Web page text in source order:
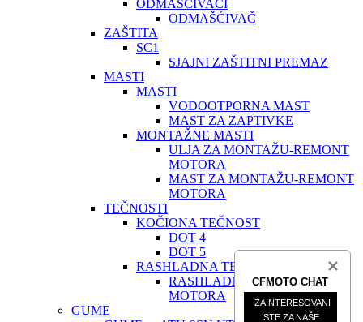
ODMAŠĆIVAČI
ODMAŠĆIVAČ
ZAŠTITA
SC1
SJAJNI ZAŠTITNI PREMAZ
MASTI
MASTI
VODOOTPORNA MAST
MAST ZA ZAPTIVKE
MONTAŽNE MASTI
ULJA ZA MONTAŽU-REMONT
MOTORA
MAST ZA MONTAŽU-REMONT
MOTORA
TEČNOSTI
KOČIONA TEČNOST
DOT 4
DOT 5
RASHLADNA TEČNOST
RASHLADNA TEČNOST
MOTORA
GUME
CFMOTO CHAT
ZAINTERESOVANI
STE ZA NAŠE